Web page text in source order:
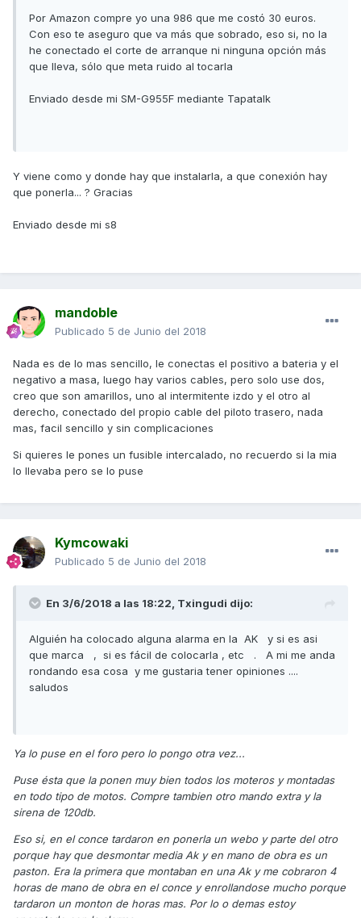
Por Amazon compre yo una 986 que me costó 30 euros.
Con eso te aseguro que va más que sobrado, eso si, no la
he conectado el corte de arranque ni ninguna opción más
que lleva, sólo que meta ruido al tocarla
Enviado desde mi SM-G955F mediante Tapatalk
Y viene como y donde hay que instalarla, a que conexión hay
que ponerla... ? Gracias
Enviado desde mi s8
mandoble
Publicado 5 de Junio del 2018
Nada es de lo mas sencillo, le conectas el positivo a bateria y el
negativo a masa, luego hay varios cables, pero solo use dos,
creo que son amarillos, uno al intermitente izdo y el otro al
derecho, conectado del propio cable del piloto trasero, nada
mas, facil sencillo y sin complicaciones
Si quieres le pones un fusible intercalado, no recuerdo si la mia
lo llevaba pero se lo puse
Kymcowaki
Publicado 5 de Junio del 2018
En 3/6/2018 a las 18:22, Txingudi dijo:
Alguién ha colocado alguna alarma en la AK y si es asi
que marca , si es fácil de colocarla , etc . A mi me anda
rondando esa cosa y me gustaria tener opiniones ....
saludos
Ya lo puse en el foro pero lo pongo otra vez...
Puse ésta que la ponen muy bien todos los moteros y montadas
en todo tipo de motos. Compre tambien otro mando extra y la
sirena de 120db.
Eso si, en el conce tardaron en ponerla un webo y parte del otro
porque hay que desmontar media Ak y en mano de obra es un
paston. Era la primera que montaban en una Ak y me cobraron 4
horas de mano de obra en el conce y enrollandose mucho porque
tardaron un monton de horas mas. Por lo o demas estoy